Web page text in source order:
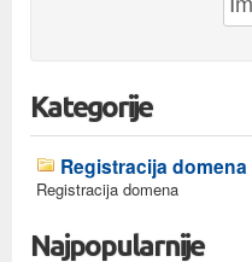
Kategorije
Registracija domena
Registracija domena
Najpopularnije